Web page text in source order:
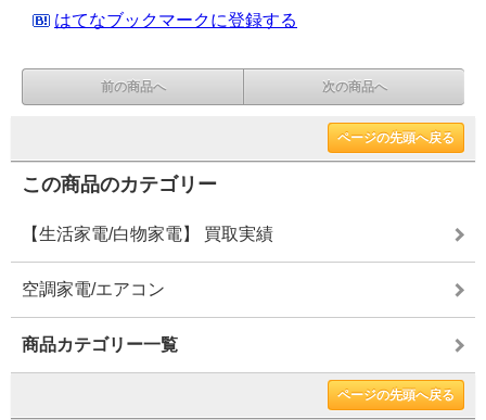
はてなブックマークに登録する
前の商品へ 次の商品へ
ページの先頭へ戻る
この商品のカテゴリー
【生活家電/白物家電】 買取実績
空調家電/エアコン
商品カテゴリー一覧
ページの先頭へ戻る